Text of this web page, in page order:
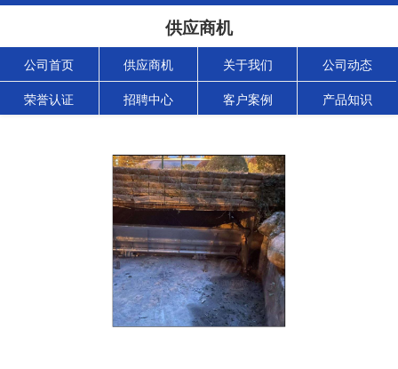
供应商机
公司首页 供应商机 关于我们 公司动态
荣誉认证 招聘中心 客户案例 产品知识